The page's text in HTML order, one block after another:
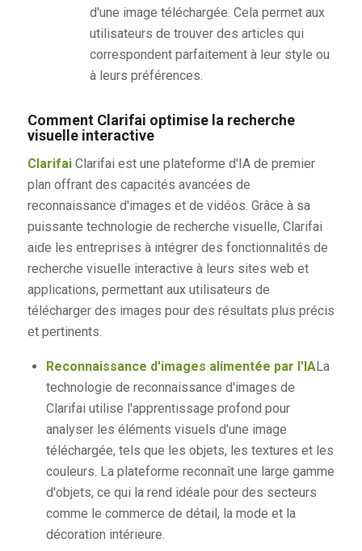
d'une image téléchargée. Cela permet aux
utilisateurs de trouver des articles qui
correspondent parfaitement à leur style ou
à leurs préférences.
Comment Clarifai optimise la recherche
visuelle interactive
ClarifaiClarifai est une plateforme d'IA de premier
plan offrant des capacités avancées de
reconnaissance d'images et de vidéos. Grâce à sa
puissante technologie de recherche visuelle, Clarifai
aide les entreprises à intégrer des fonctionnalités de
recherche visuelle interactive à leurs sites web et
applications, permettant aux utilisateurs de
télécharger des images pour des résultats plus précis
et pertinents.
Reconnaissance d'images alimentée par l'IALa
technologie de reconnaissance d'images de
Clarifai utilise l'apprentissage profond pour
analyser les éléments visuels d'une image
téléchargée, tels que les objets, les textures et les
couleurs. La plateforme reconnaît une large gamme
d'objets, ce qui la rend idéale pour des secteurs
comme le commerce de détail, la mode et la
décoration intérieure.